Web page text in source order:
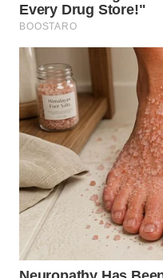
WN
BEKASI
WN
BOGOR
WN
DEPOK
WN
TAPANULI
UTARA
WN